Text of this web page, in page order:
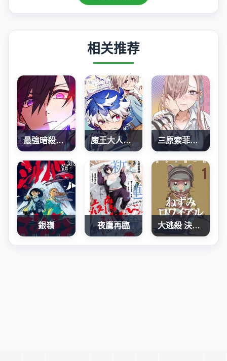
相关推荐
最強暗殺者異世界轉移 魔王大人、再再再续前缘！ 三原索菲亞才不可怕呢
銀嶺 夜鷹再臨 大逃殺 決一鼠戰